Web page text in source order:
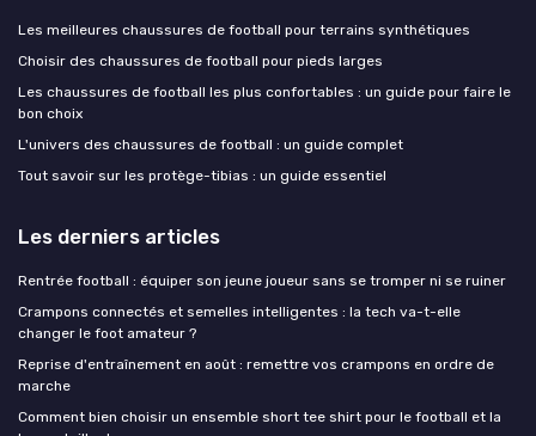
Les meilleures chaussures de football pour terrains synthétiques
Choisir des chaussures de football pour pieds larges
Les chaussures de football les plus confortables : un guide pour faire le
bon choix
L'univers des chaussures de football : un guide complet
Tout savoir sur les protège-tibias : un guide essentiel
Les derniers articles
Rentrée football : équiper son jeune joueur sans se tromper ni se ruiner
Crampons connectés et semelles intelligentes : la tech va-t-elle
changer le foot amateur ?
Reprise d'entraînement en août : remettre vos crampons en ordre de
marche
Comment bien choisir un ensemble short tee shirt pour le football et la